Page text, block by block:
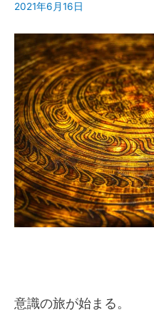
2021年6月16日
意識の旅が始まる。